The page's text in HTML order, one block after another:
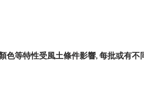
色等特性受風土條件影響, 每批或有不